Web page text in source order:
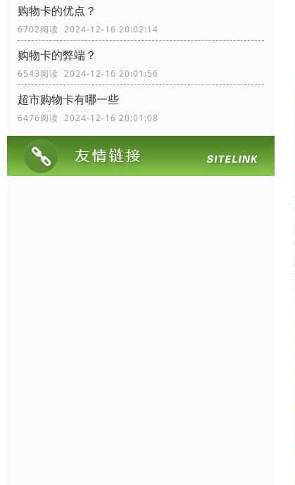
购物卡的优点？
6702阅读 2024-12-16 20:02:14
购物卡的弊端？
6543阅读 2024-12-16 20:01:56
超市购物卡有哪一些
6476阅读 2024-12-16 20:01:08